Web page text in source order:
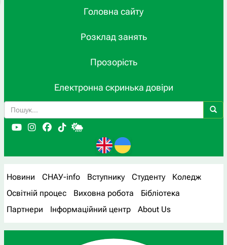
Головна сайту
Розклад занять
Прозорість
Електронна скринька довіри
Новини СНАУ-info Вступнику Студенту
Коледж
Освітній процес
Виховна робота
Бібліотека
Партнери
Інформаційний центр About Us